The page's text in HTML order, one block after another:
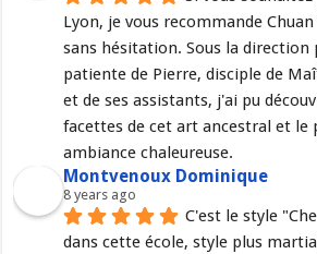
Lyon, je vous recommande
sans hésitation. Sous la direction
patiente de Pierre, disciple de
et de ses assistants, j'ai pu
facettes de cet art ancestral et le
ambiance chaleureuse.
Montvenoux Dominique
8 years ago
C'est le style
dans cette école, style plus